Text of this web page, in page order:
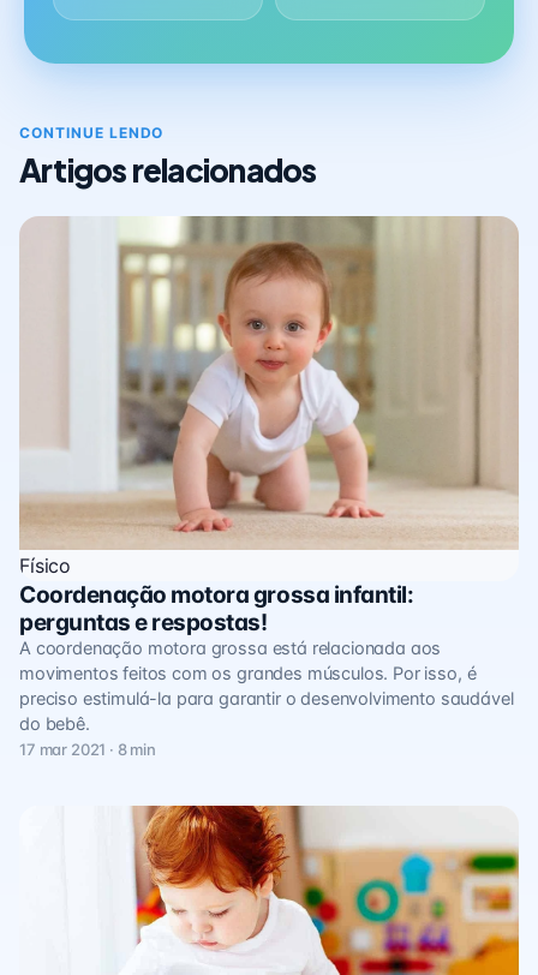
CONTINUE LENDO
Artigos relacionados
Físico
Coordenação motora grossa infantil:
perguntas e respostas!
A coordenação motora grossa está relacionada aos
movimentos feitos com os grandes músculos. Por isso, é
preciso estimulá-la para garantir o desenvolvimento saudável
do bebê.
17 mar 2021 · 8 min